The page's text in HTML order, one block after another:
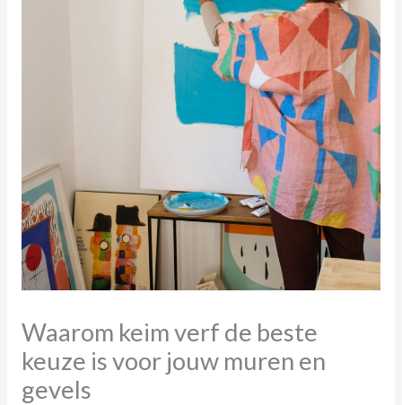
Waarom keim verf de beste
keuze is voor jouw muren en
gevels